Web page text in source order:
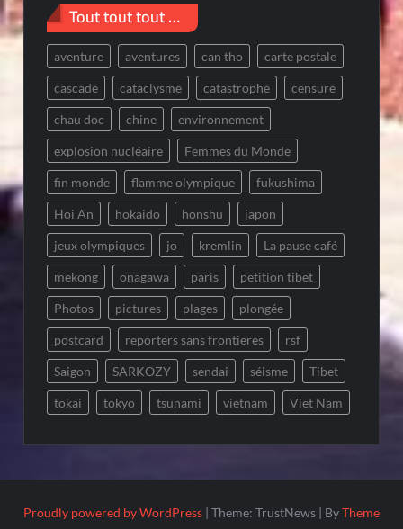
Tout tout tout …
aventure aventures can tho carte postale
cascade cataclysme catastrophe censure
chau doc chine environnement
explosion nucléaire Femmes du Monde
fin monde flamme olympique fukushima
Hoi An hokaido honshu japon
jeux olympiques jo kremlin La pause café
mekong onagawa paris petition tibet
Photos pictures plages plongée
postcard reporters sans frontieres rsf
Saigon SARKOZY sendai séisme Tibet
tokai tokyo tsunami vietnam Viet Nam
Proudly powered by WordPress | Theme: TrustNews | ByTheme